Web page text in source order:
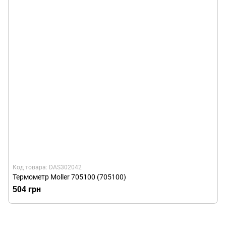
Код товара: DAS302042
Термометр Moller 705100 (705100)
504 грн